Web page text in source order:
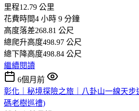
里程12.79 公里
花費時間4 小時 9 分鐘
高度落差268.81 公尺
總爬升高度498.97 公尺
總下降高度498.84 公尺
繼續閱讀
6個月前
彰化｜秘境探險之旅｜八卦山一線天步
碼老樹巡禮)